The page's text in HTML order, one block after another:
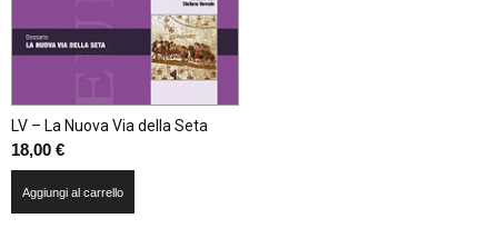
LV – La Nuova Via della Seta
18,00 €
Aggiungi al carrello